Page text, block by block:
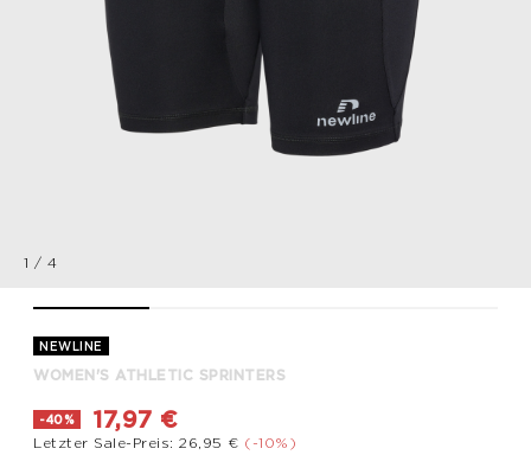
1 / 4
NEWLINE
WOMEN'S ATHLETIC SPRINTERS
-40% 17,97 €
Letzter Sale-Preis: 26,95 € (-10%)